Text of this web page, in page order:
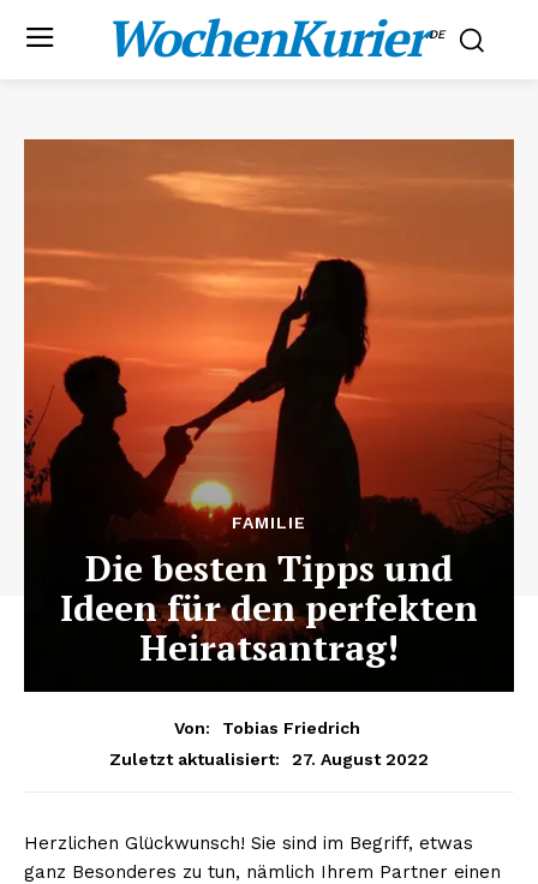
WochenKurier.DE
FAMILIE
Die besten Tipps und
Ideen für den perfekten
Heiratsantrag!
Von:
Tobias Friedrich
Zuletzt aktualisiert:
27. August 2022
Herzlichen Glückwunsch! Sie sind im Begriff, etwas
ganz Besonderes zu tun, nämlich Ihrem Partner einen